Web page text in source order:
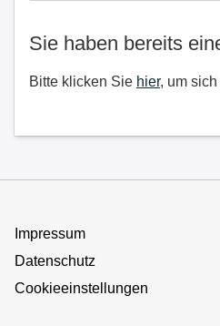
Sie haben bereits
Bitte klicken Sie hier, um
Impressum
Datenschutz
Cookieeinstellungen